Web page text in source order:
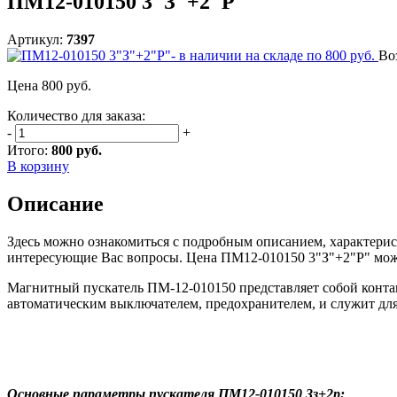
Артикул: 7397
Цена 800 руб.
Количество для заказа:
-
+
Итого: 800 руб.
В корзину
Описание
Здесь можно ознакомиться с подробным описанием,
интересующие Вас вопросы. Цена ПМ12-010150 3"З"+2"Р"
Магнитный пускатель ПМ-12-010150 представляет собой
автоматическим выключателем, предохранителем, и служит
Основные параметры пускателя ПМ12-010150 3з+2р: